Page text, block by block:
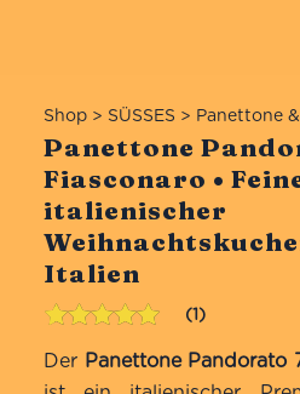
Shop> SÜSSES > Panettone
Panettone
Fiasconaro •
italienischer
Italien
Bewertet mit
5.00 von 5,
1
Der Panettone Pandorato